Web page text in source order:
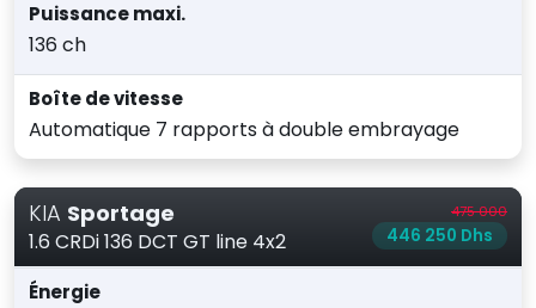
Puissance maxi.
136 ch
Boîte de vitesse
Automatique 7 rapports à double embrayage
KIA Sportage
1.6 CRDi 136 DCT GT line 4x2
475 000
446 250 Dhs
Énergie